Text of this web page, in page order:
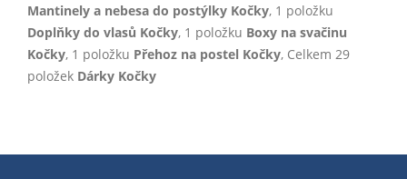
Mantinely a nebesa do postýlky Kočky, 1 položku
Doplňky do vlasů Kočky, 1 položku Boxy na svačinu
Kočky, 1 položku Přehoz na postel Kočky, Celkem 29
položek Dárky Kočky